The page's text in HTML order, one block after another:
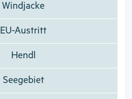
Windjacke
EU-Austritt
Hendl
Seegebiet